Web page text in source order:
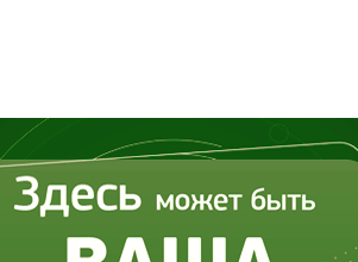
Волгоградская область
Вологодская область